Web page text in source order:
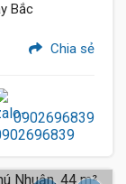
Bắc
Chia sẻ
0902696839